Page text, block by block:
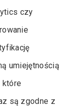
czy
umiejętnością
które
są zgodne z